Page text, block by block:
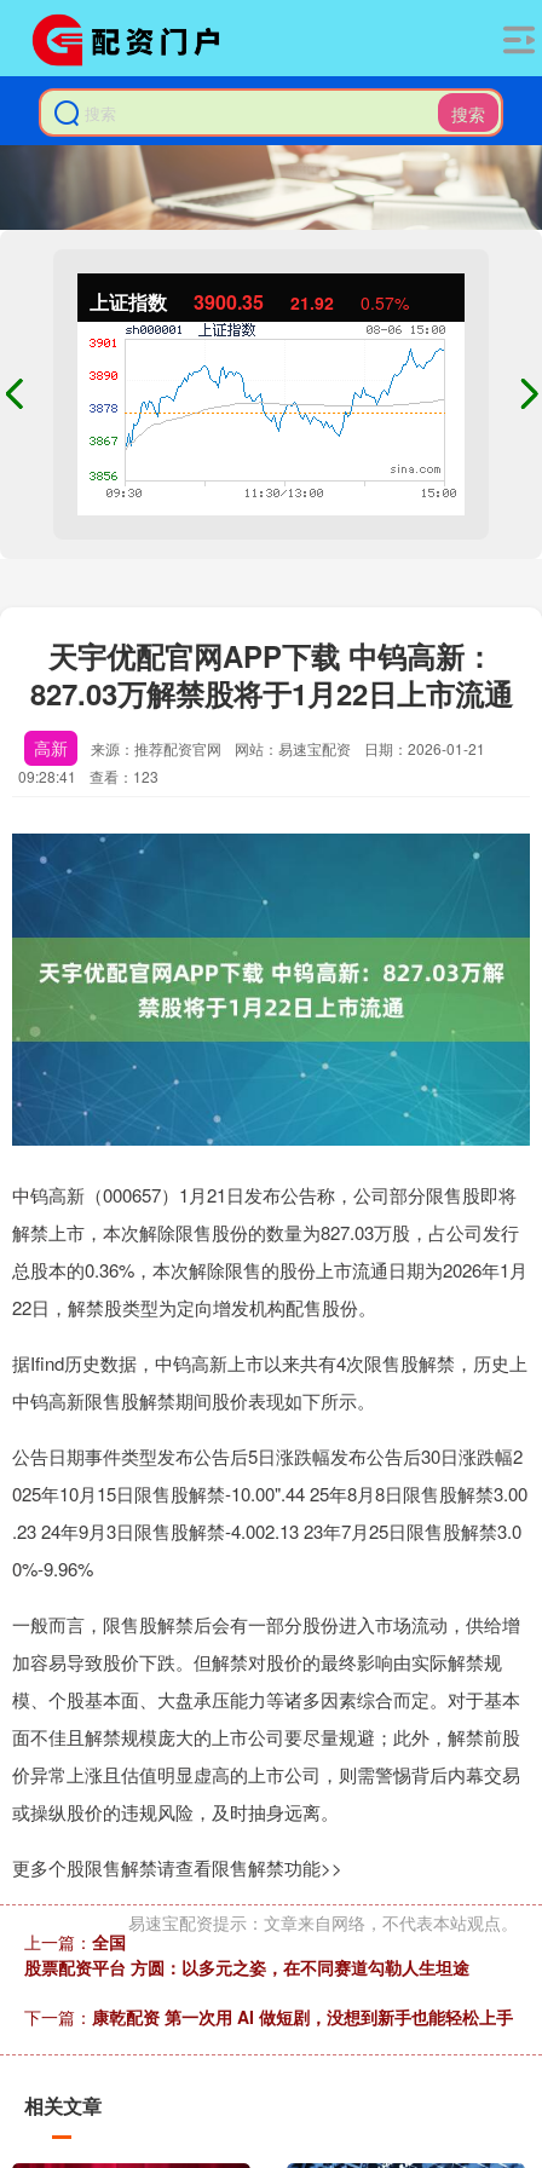
搜索
上证指数 3900.35 21.92 0.57%
天宇优配官网APP下载 中钨高新：
827.03万解禁股将于1月22日上市流通
高新 来源：推荐配资官网 网站：易速宝配资
日期：2026-01-21
09:28:41
查看：123
中钨高新（000657）1月21日发布公告称，公司部分限售股即将
解禁上市，本次解除限售股份的数量为827.03万股，占公司发行
总股本的0.36%，本次解除限售的股份上市流通日期为2026年1月
22日，解禁股类型为定向增发机构配售股份。
据Ifind历史数据，中钨高新上市以来共有4次限售股解禁，历史上
中钨高新限售股解禁期间股价表现如下所示。
公告日期事件类型发布公告后5日涨跌幅发布公告后30日涨跌幅2
025年10月15日限售股解禁-10.00".44 25年8月8日限售股解禁3.00
.23 24年9月3日限售股解禁-4.002.13 23年7月25日限售股解禁3.0
0%-9.96%
一般而言，限售股解禁后会有一部分股份进入市场流动，供给增
加容易导致股价下跌。但解禁对股价的最终影响由实际解禁规
模、个股基本面、大盘承压能力等诸多因素综合而定。对于基本
面不佳且解禁规模庞大的上市公司要尽量规避；此外，解禁前股
价异常上涨且估值明显虚高的上市公司，则需警惕背后内幕交易
或操纵股价的违规风险，及时抽身远离。
更多个股限售解禁请查看限售解禁功能>>
易速宝配资提示：文章来自网络，不代表本站观点。
上一篇： 全国
股票配资平台 方圆：以多元之姿，在不同赛道勾勒人生坦途
下一篇： 康乾配资 第一次用 AI 做短剧，没想到新手也能轻松上手
相关文章